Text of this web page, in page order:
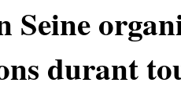
Seine
durant